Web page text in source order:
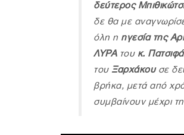
δεύτερος
δε θα με
όλη η ηγεσία της
ΛΥΡΑτουκ. Πατσιφά
του Ξαρχάκουσε
βρήκα, μετά από
συμβαίνουν μέχρι